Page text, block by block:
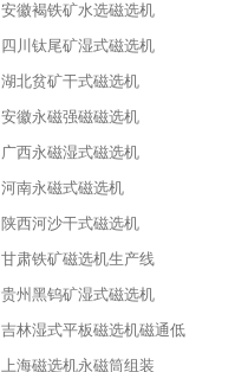
安徽褐铁矿水选磁选机
四川钛尾矿湿式磁选机
湖北贫矿干式磁选机
安徽永磁强磁磁选机
广西永磁湿式磁选机
河南永磁式磁选机
陕西河沙干式磁选机
甘肃铁矿磁选机生产线
贵州黑钨矿湿式磁选机
吉林湿式平板磁选机磁通低
上海磁选机永磁筒组装